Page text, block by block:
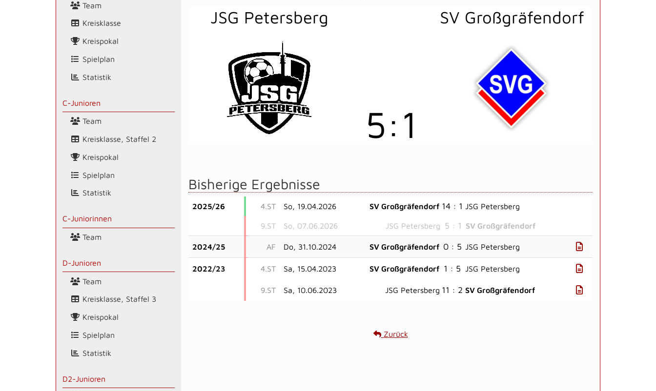
Team
Kreisklasse
Kreispokal
Spielplan
Statistik
C-Junioren
Team
Kreisklasse, Staffel 2
Kreispokal
Spielplan
Statistik
C-Juniorinnen
Team
D-Junioren
Team
Kreisklasse, Staffel 3
Kreispokal
Spielplan
Statistik
D2-Junioren
JSG Petersberg SV Großgräfendorf
5: 1
Bisherige Ergebnisse
2025/26 4.ST So, 19.04.2026 SV Großgräfendorf 14 : 1 JSG Petersberg
9.ST So, 07.06.2026 JSG Petersberg 5 : 1 SV Großgräfendorf
2024/25 AF Do, 31.10.2024 SV Großgräfendorf 0 : 5 JSG Petersberg
2022/23 4.ST Sa, 15.04.2023 SV Großgräfendorf 1 : 5 JSG Petersberg
9.ST Sa, 10.06.2023 JSG Petersberg 11 : 2 SV Großgräfendorf
Zurück